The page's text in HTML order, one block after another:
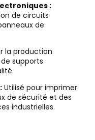
:
de circuits
de
la production
supports
Utilisé pour imprimer
de sécurité et des
industrielles.